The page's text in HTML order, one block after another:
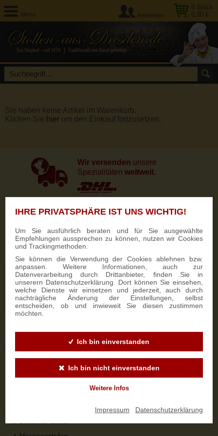
IHRE PRIVATSPHÄRE IST UNS WICHTIG!
Um Sie ausführlich beraten und für Sie ausgewählte
Empfehlungen aussprechen zu können, nutzen wir Cookies
und Trackingmethoden.
Sie können die Verwendung der Cookies ablehnen bzw.
anpassen. Weitere Informationen, auch zur
Datenverarbeitung durch Drittanbieter, finden Sie in
unserern Datenschutzerklärung. Dort können Sie einsehen,
welche Dienste wir einsetzen und jederzeit, auch durch
nachträgliche Änderung der Einstellungen, selbst
entscheiden, ob und inwieweit Sie diesen zustimmen
möchten.
Ich bin einverstanden
Ich bin nicht einverstanden
Weitere Infos
Impressum Datenschutzerklärung
Menü
0 Stück
0,00 €
Anmelden
Sie haben keine Artikel im Warenkorb.
Klicken Sie hier um den Einkauf fortzusetzen.
Wir versenden unsere
Spezialitäten weltweit.
Unsere
NEWSLETTER-ANMELDUNG
SIGN UP
Zahlungsarten